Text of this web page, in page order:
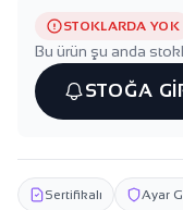
STOKLARDA YOK
Bu ürün şu anda
STOĞA
Sertifikalı Ayar